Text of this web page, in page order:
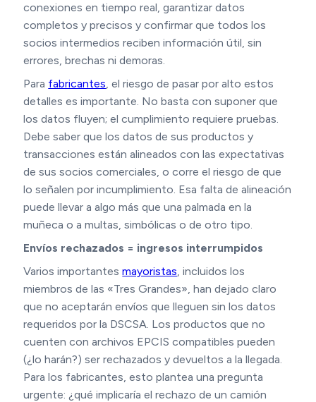
conexiones en tiempo real, garantizar datos
completos y precisos y confirmar que todos los
socios intermedios reciben información útil, sin
errores, brechas ni demoras.
Para fabricantes, el riesgo de pasar por alto estos
detalles es importante. No basta con suponer que
los datos fluyen; el cumplimiento requiere pruebas.
Debe saber que los datos de sus productos y
transacciones están alineados con las expectativas
de sus socios comerciales, o corre el riesgo de que
lo señalen por incumplimiento. Esa falta de alineación
puede llevar a algo más que una palmada en la
muñeca o a multas, simbólicas o de otro tipo.
Envíos rechazados = ingresos interrumpidos
Varios importantesmayoristas, incluidos los
miembros de las «Tres Grandes», han dejado claro
que no aceptarán envíos que lleguen sin los datos
requeridos por la DSCSA. Los productos que no
cuenten con archivos EPCIS compatibles pueden
(¿lo harán?) ser rechazados y devueltos a la llegada.
Para los fabricantes, esto plantea una pregunta
urgente: ¿qué implicaría el rechazo de un camión